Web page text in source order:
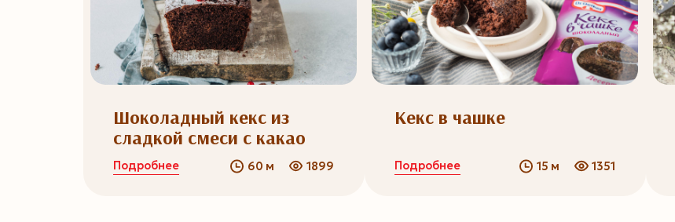
Шоколадный кекс из
сладкой смеси с какао
Подробнее 60 м 1899
Кекс в чашке
Подробнее 15 м 1351